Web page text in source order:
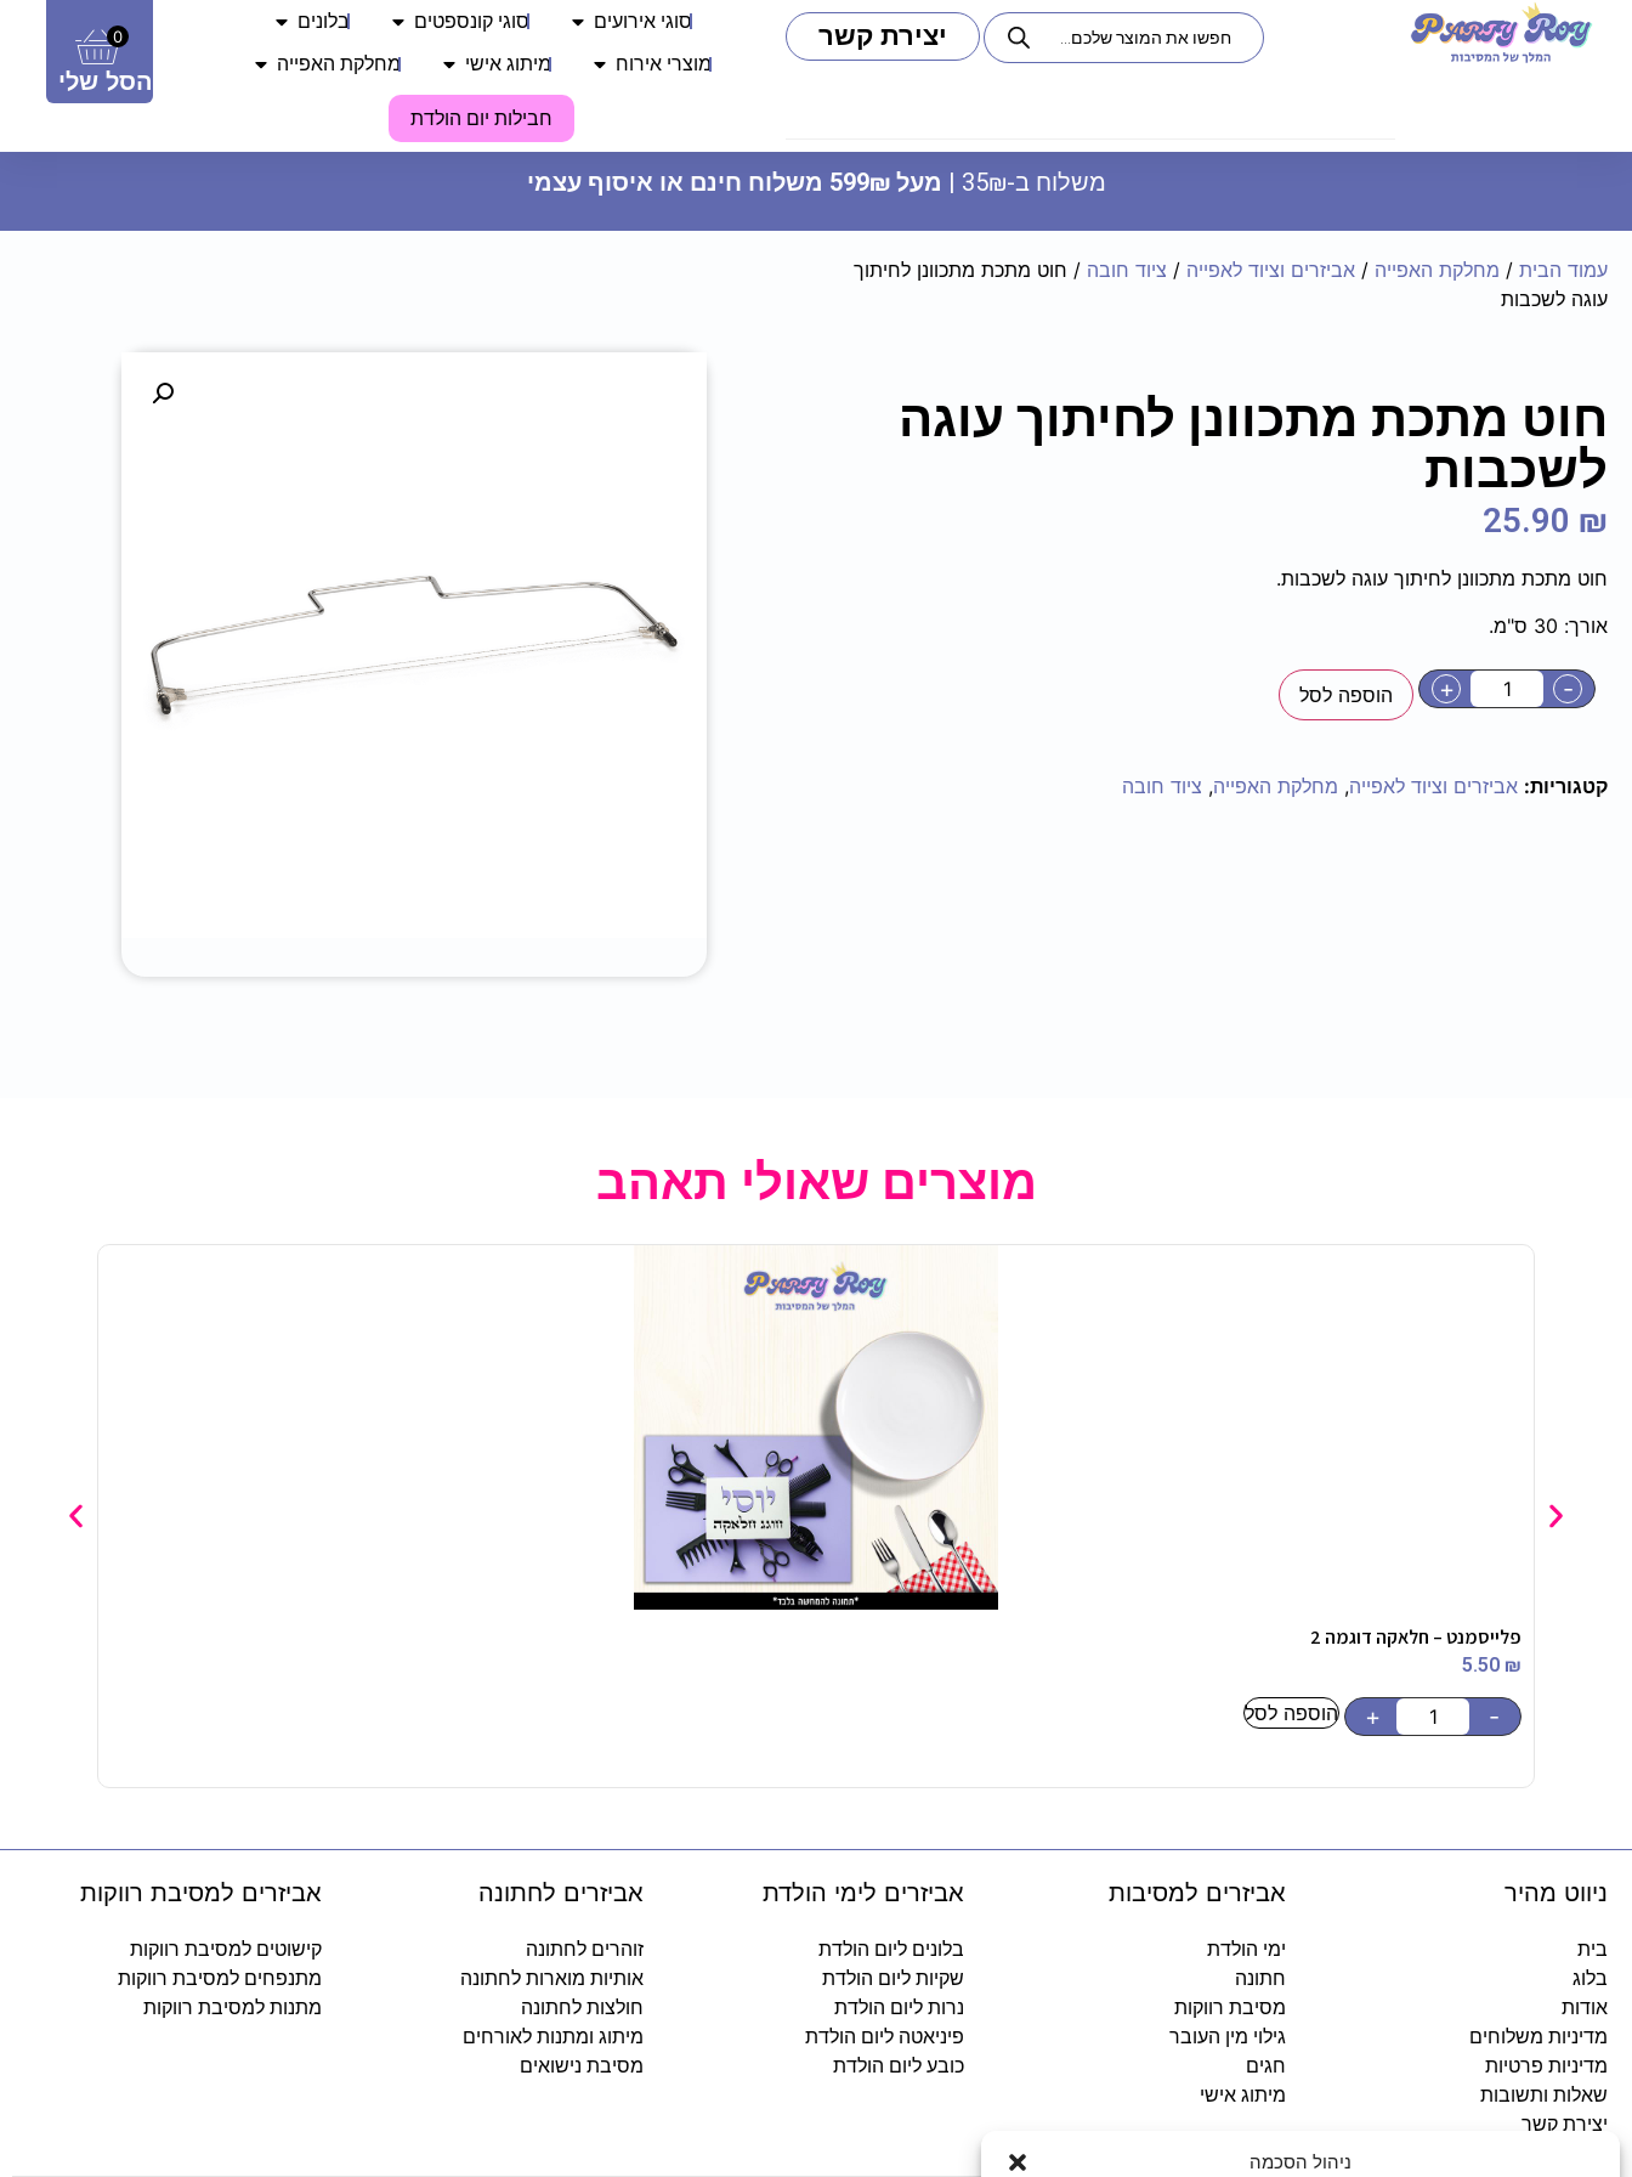
ניהול הסכמה
כובע מודפס - לב - כחול
0
הסל שלי
יצירת קשר סוגי אירועים סוגי קונספטים בלונים
מוצרי אירוח מיתוג אישי מחלקת האפייה
חבילות יום הולדת
משלוח ב-35₪ | מעל 599₪ משלוח חינם או איסוף עצמי
עמוד הבית / מחלקת האפייה / אביזרים וציוד לאפייה / ציוד חובה / חוט מתכת מתכוונן לחיתוך
עוגה לשכבות
חוט מתכת מתכוונן לחיתוך עוגה
לשכבות
25.90 ₪
חוט מתכת מתכוונן לחיתוך עוגה לשכבות.
אורך: 30 ס"מ.
-
+ הוספה לסל
קטגוריות: אביזרים וציוד לאפייה, מחלקת האפייה, ציוד חובה
מוצרים שאולי תאהב
פלייסמנט – חלאקה דוגמה 2
5.50 ₪
-
+ הוספה לסל
ניווט מהיר
בית
בלוג
אודות
מדיניות משלוחים
מדיניות פרטיות
שאלות ותשובות
יצירת קשר
אביזרים למסיבות
ימי הולדת
חתונה
מסיבת רווקות
גילוי מין העובר
חגים
מיתוג אישי
אביזרים לימי הולדת
בלונים ליום הולדת
שקיות ליום הולדת
נרות ליום הולדת
פיניאטה ליום הולדת
כובע ליום הולדת
אביזרים לחתונה
זוהרים לחתונה
אותיות מוארות לחתונה
חולצות לחתונה
מיתוג ומתנות לאורחים
מסיבת נישואים
אביזרים למסיבת רווקות
קישוטים למסיבת רווקות
מתנפחים למסיבת רווקות
מתנות למסיבת רווקות